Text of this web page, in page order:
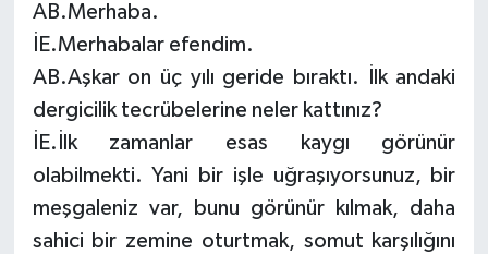
AB.Merhaba.
İE.Merhabalar efendim.
AB.Aşkar on üç yılı geride bıraktı. İlk andaki
dergicilik tecrübelerine neler kattınız?
İE.İlk zamanlar esas kaygı görünür
olabilmekti. Yani bir işle uğraşıyorsunuz, bir
meşgaleniz var, bunu görünür kılmak, daha
sahici bir zemine oturtmak, somut karşılığını